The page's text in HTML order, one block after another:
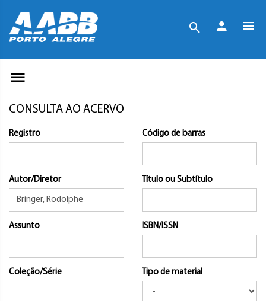
CONSULTA AO ACERVO
Registro Código de barras
Autor/Diretor Título ou Subtítulo
Assunto ISBN/ISSN
Coleção/Série Tipo de material